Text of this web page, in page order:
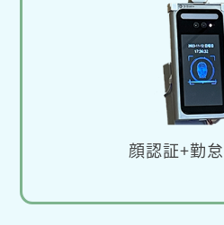
顔認証+勤